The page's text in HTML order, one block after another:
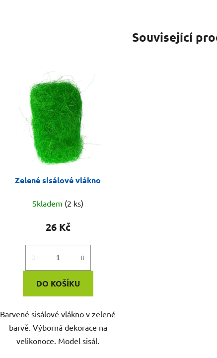
Související
Zelené sisálové vlákno
Skladem (2 ks)
26 Kč
DO KOŠÍKU
Barvené sisálové vlákno v zelené
barvě. Výborná dekorace na
velikonoce. Model sisál.